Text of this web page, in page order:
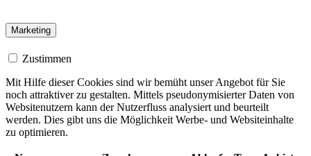
Marketing
Zustimmen
Mit Hilfe dieser Cookies sind wir bemüht unser Angebot für Sie
noch attraktiver zu gestalten. Mittels pseudonymisierter Daten von
Websitenutzern kann der Nutzerfluss analysiert und beurteilt
werden. Dies gibt uns die Möglichkeit Werbe- und Websiteinhalte
zu optimieren.